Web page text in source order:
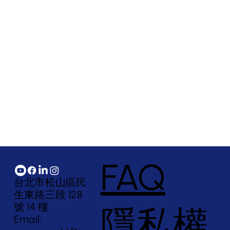
台北市松山區民
生東路三段 128
號 14 樓
Email:
FAQ